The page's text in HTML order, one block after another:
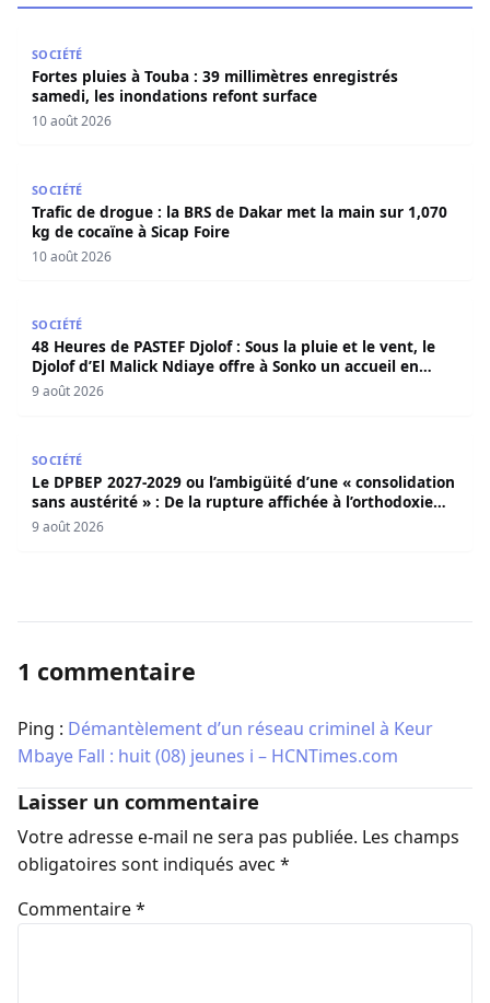
SOCIÉTÉ
Fortes pluies à Touba : 39 millimètres enregistrés
samedi, les inondations refont surface
10 août 2026
SOCIÉTÉ
Trafic de drogue : la BRS de Dakar met la main sur 1,070
kg de cocaïne à Sicap Foire
10 août 2026
SOCIÉTÉ
48 Heures de PASTEF Djolof : Sous la pluie et le vent, le
Djolof d’El Malick Ndiaye offre à Sonko un accueil en
apothéose
9 août 2026
SOCIÉTÉ
Le DPBEP 2027-2029 ou l’ambigüité d’une « consolidation
sans austérité » : De la rupture affichée à l’orthodoxie
budgétaire, une analyse critique de la trajectoire
9 août 2026
1 commentaire
Ping : Démantèlement d’un réseau criminel à Keur
Mbaye Fall : huit (08) jeunes i – HCNTimes.com
Laisser un commentaire
Votre adresse e-mail ne sera pas publiée. Les champs
obligatoires sont indiqués avec *
Commentaire*